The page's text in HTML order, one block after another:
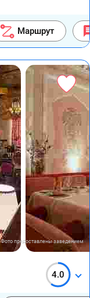
Маршрут
Фото предоставлены заведением
4.0